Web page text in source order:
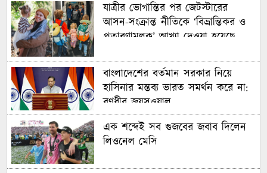
যাত্রীর ভোগান্তির পর জেটস্টারের
আসন-সংক্রান্ত নীতিকে ‘বিভ্রান্তিকর ও
প্রতারণামূলক’ আখ্যা দেওয়া হয়েছে
বাংলাদেশের বর্তমান সরকার নিয়ে
হাসিনার মন্তব্য ভারত সমর্থন করে না:
রণধীর জয়সওয়াল
এক শব্দেই সব গুজবের জবাব দিলেন
লিওনেল মেসি